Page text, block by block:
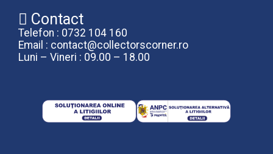
Contact
Telefon : 0732 104 160
Email : contact@collectorscorner.ro
Luni – Vineri : 09.00 – 18.00